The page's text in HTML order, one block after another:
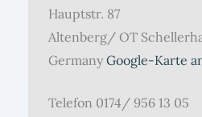
Hauptstr. 87
Altenberg/ OT
Germany Google-Karte
Telefon 0174/ 956 13 05